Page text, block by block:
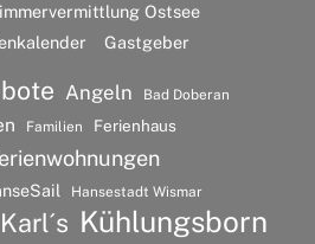
Ostsee
Gastgeber
Angeln Bad Doberan
Familien Ferienhaus
Hansestadt Wismar
Karl´s Kühlungsborn